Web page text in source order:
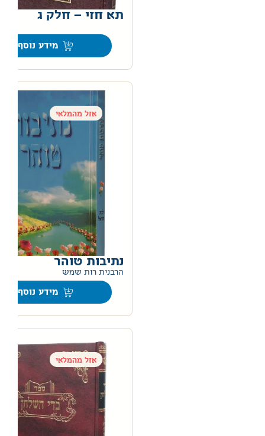
תא חזי – חלק ג
מידע נוסף
אזל מהמלאי
נתיבות טוהר
הרבנית רות שמש
מידע נוסף
אזל מהמלאי